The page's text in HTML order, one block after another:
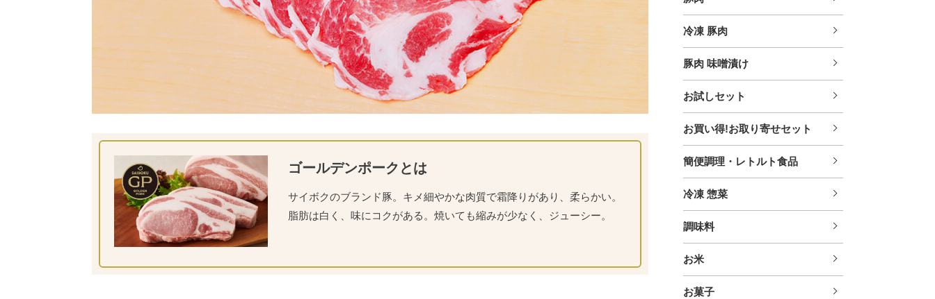
冷凍 豚肉
豚肉 味噌漬け
お試しセット
お買い得!お取り寄せセット
簡便調理・レトルト食品
冷凍 惣菜
調味料
お米
お菓子
ゴールデンポークとは
サイボクのブランド豚。キメ細やかな肉質で霜降りがあり、柔らかい。
脂肪は白く、味にコクがある。焼いても縮みが少なく、ジューシー。